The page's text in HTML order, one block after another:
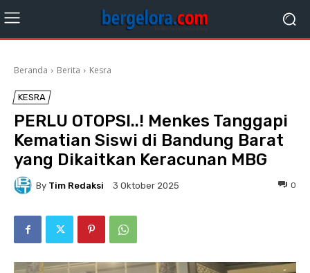
Beranda Berita Kesra
KESRA
PERLU OTOPSI..! Menkes Tanggapi
Kematian Siswi di Bandung Barat
yang Dikaitkan Keracunan MBG
By Tim Redaksi 3 Oktober 2025 0